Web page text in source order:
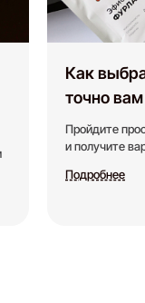
Как
точно
Пройдите
и получите
Подробнее